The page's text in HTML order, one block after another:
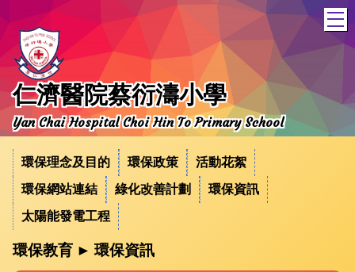
仁濟醫院蔡衍濤小學
Yan Chai Hospital Choi Hin To Primary School
環保理念及目的 環保政策
活動花絮
環保網站連結
綠化改善計劃
環保資訊
太陽能發電工程
環保教育 ► 環保資訊